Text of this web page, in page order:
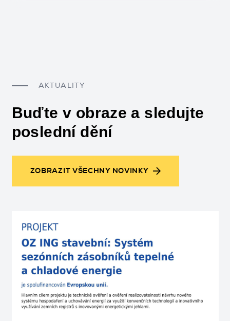
AKTUALITY
Buďte v obraze a sledujte
poslední dění
ZOBRAZIT VŠECHNY NOVINKY